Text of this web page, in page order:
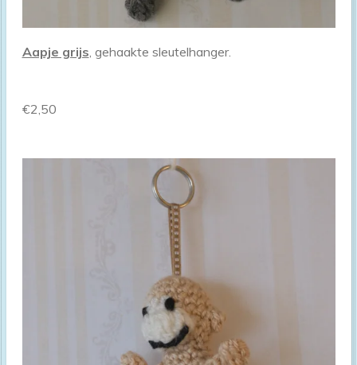
Aapje grijs , gehaakte sleutelhanger.
€2,50